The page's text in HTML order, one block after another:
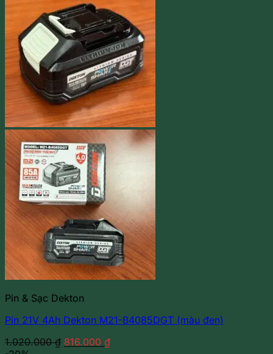
224.000 ₫.
Pin & Sạc Dekton
Pin 21V 4Ah Dekton M21-B4085DGT (màu đen)
1.020.000₫ Giá
816.000 ₫Giá